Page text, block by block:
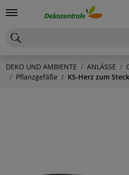
DEKO UND AMBIENTE ANLÄSSE
Pflanzgefäße
KS-Herz zum